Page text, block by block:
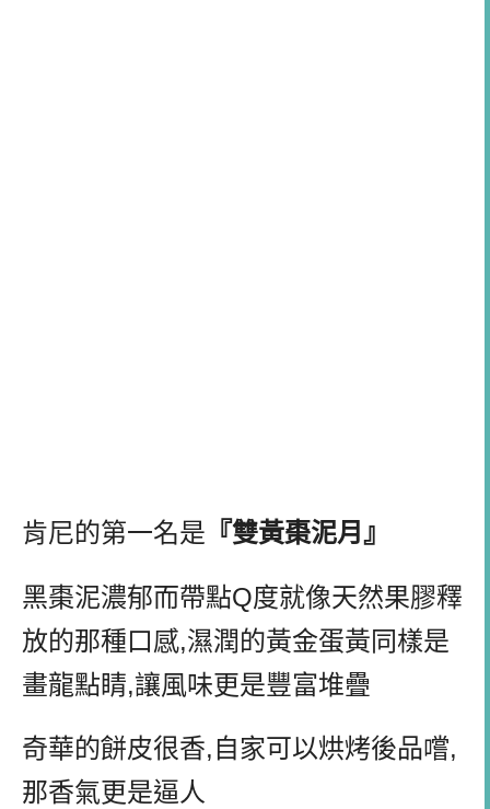
肯尼的第一名是 『雙黃棗泥月』
黑棗泥濃郁而帶點Q度就像天然果膠釋
放的那種口感,濕潤的黃金蛋黃同樣是
畫龍點睛,讓風味更是豐富堆疊
奇華的餅皮很香, 自家可以烘烤後品嚐,
那香氣更是逼人